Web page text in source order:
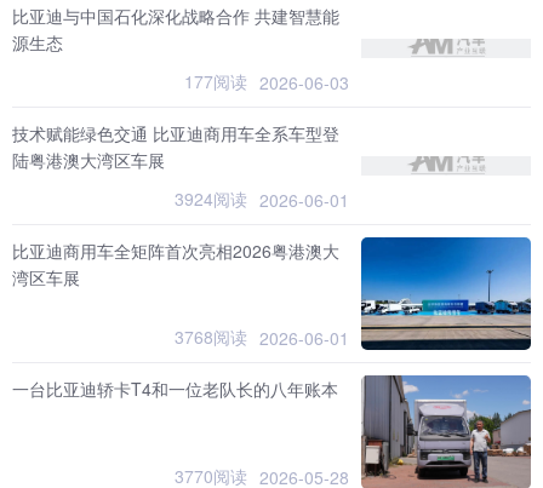
比亚迪与中国石化深化战略合作 共建智慧能
源生态
177阅读 2026-06-03
技术赋能绿色交通 比亚迪商用车全系车型登
陆粤港澳大湾区车展
3924阅读 2026-06-01
比亚迪商用车全矩阵首次亮相2026粤港澳大
湾区车展
3768阅读 2026-06-01
一台比亚迪轿卡T4和一位老队长的八年账本
3770阅读 2026-05-28